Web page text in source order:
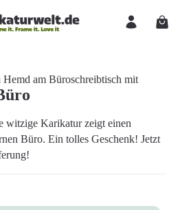
witzige Karikatur zeigt einen
Büro. Ein tolles Geschenk! Jetzt